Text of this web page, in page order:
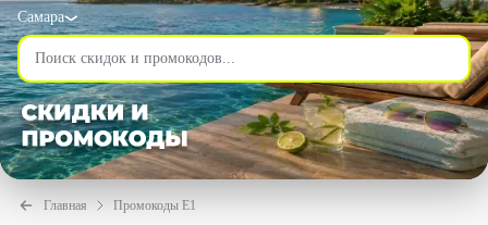
Самара
Главная Промокоды Е1